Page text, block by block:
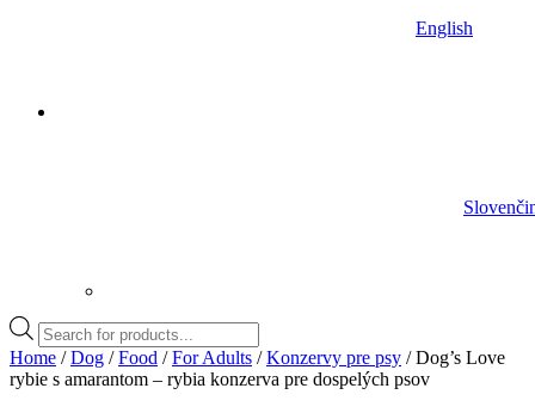
English
Products
search
Home /Dog /Food /For Adults /Konzervy pre psy / Dog’s Love
rybie s amarantom – rybia konzerva pre dospelých psov